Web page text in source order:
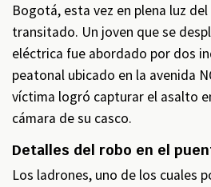
Bogotá, esta vez en plena luz
transitado. Un joven que se
eléctrica fue abordado por dos
peatonal ubicado en la avenida
víctima logró capturar el asalto
cámara de su casco.
Detalles del robo en el
Los ladrones, uno de los cuales